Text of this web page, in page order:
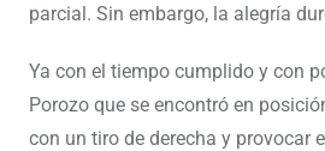
parcial. Sin embargo, la alegría
Ya con el tiempo cumplido y con
Porozo que se encontró en
con un tiro de derecha y provocar